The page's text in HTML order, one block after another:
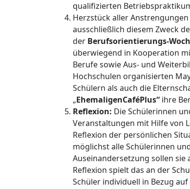
qualifizierten
Herzstück aller
ausschließlich diesem Zweck
der Berufsorientierungs-
überwiegend in Kooperation
Berufe sowie Aus- und
Hochschulen organisierten
Schülern als auch die
„EhemaligenCaféPlus“ ihre
Reflexion: Die Schülerinnen
Veranstaltungen mit Hilfe von
Reflexion der persönlichen
möglichst alle Schülerinnen
Auseinandersetzung sollen
Reflexion spielt das an der
Schüler individuell in Bezug